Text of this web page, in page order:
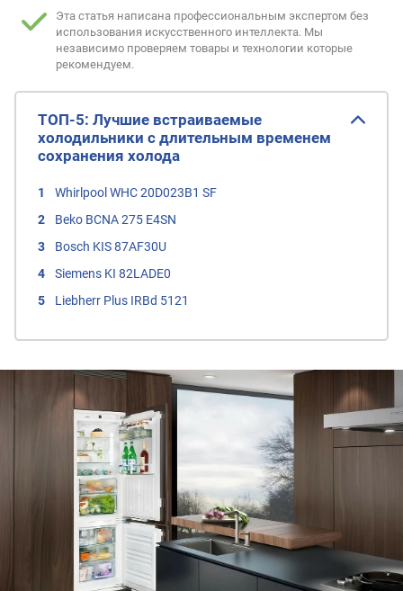
Эта статья написана профессиональным экспертом без
использования искусственного интеллекта. Мы
независимо проверяем товары и технологии которые
рекомендуем.
ТОП-5: Лучшие встраиваемые
холодильники с длительным временем
сохранения холода
Whirlpool WHC 20D023B1 SF
Beko BCNA 275 E4SN
Bosch KIS 87AF30U
Siemens KI 82LADE0
Liebherr Plus IRBd 5121